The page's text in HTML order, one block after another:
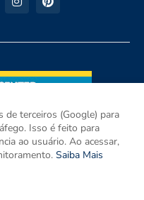
de terceiros (Google) para
Isso é feito para
ao usuário. Ao acessar,
Saiba Mais